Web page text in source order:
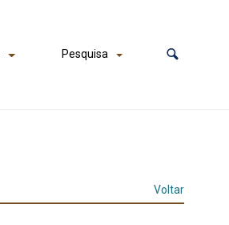
Pesquisa
Voltar